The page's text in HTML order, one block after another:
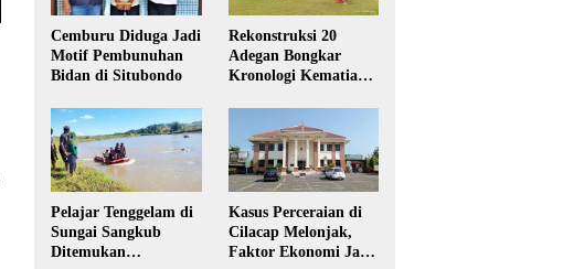
Cemburu Diduga Jadi
Motif Pembunuhan
Bidan di Situbondo
Rekonstruksi 20
Adegan Bongkar
Kronologi Kematian
Pelajar Tenggelam di
Sungai Sangkub
Ditemukan
Kasus Perceraian di
Cilacap Melonjak,
Faktor Ekonomi Jadi